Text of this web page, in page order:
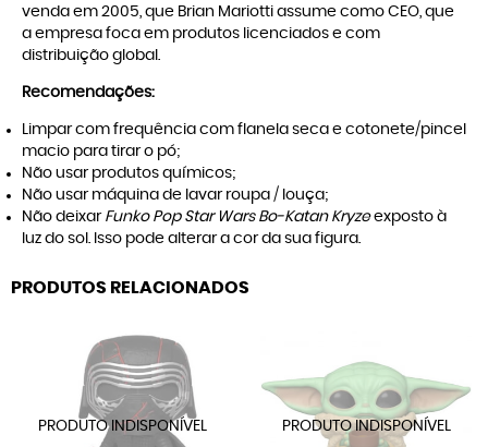
venda em 2005, que Brian Mariotti assume como CEO, que
a empresa foca em produtos licenciados e com
distribuição global.
Recomendações:
Limpar com frequência com flanela seca e cotonete/pincel
macio para tirar o pó;
Não usar produtos químicos;
Não usar máquina de lavar roupa / louça;
Não deixar Funko Pop Star Wars Bo-Katan Kryze exposto à
luz do sol. Isso pode alterar a cor da sua figura.
PRODUTOS RELACIONADOS